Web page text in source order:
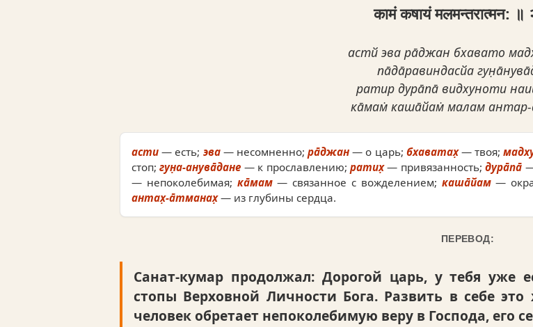
कामं कषायं मलमन्तरात्मन:
астй эва ра̄джан бхавато
па̄да̄равиндасйа
ратир дура̄па̄ видхуноти
ка̄мам̇ каша̄йам̇ малам
асти — есть; эва— несомненно; ра̄джан — о царь; бхаватах̣— твоя;
стоп;гун̣а-анува̄дане — к прославлению;ратих̣— привязанность;дура̄па̄
— непоколебимая; ка̄мам— связанное с вожделением; каша̄йам—
антах̣-а̄тманах̣— из глубины сердца.
ПЕРЕВОД:
Санат-кумар продолжал: Дорогой царь, у тебя уже
стопы Верховной Личности Бога. Развить в себе
человек обретает непоколебимую веру в Господа, его